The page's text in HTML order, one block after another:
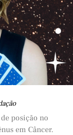
posição no
em Câncer.